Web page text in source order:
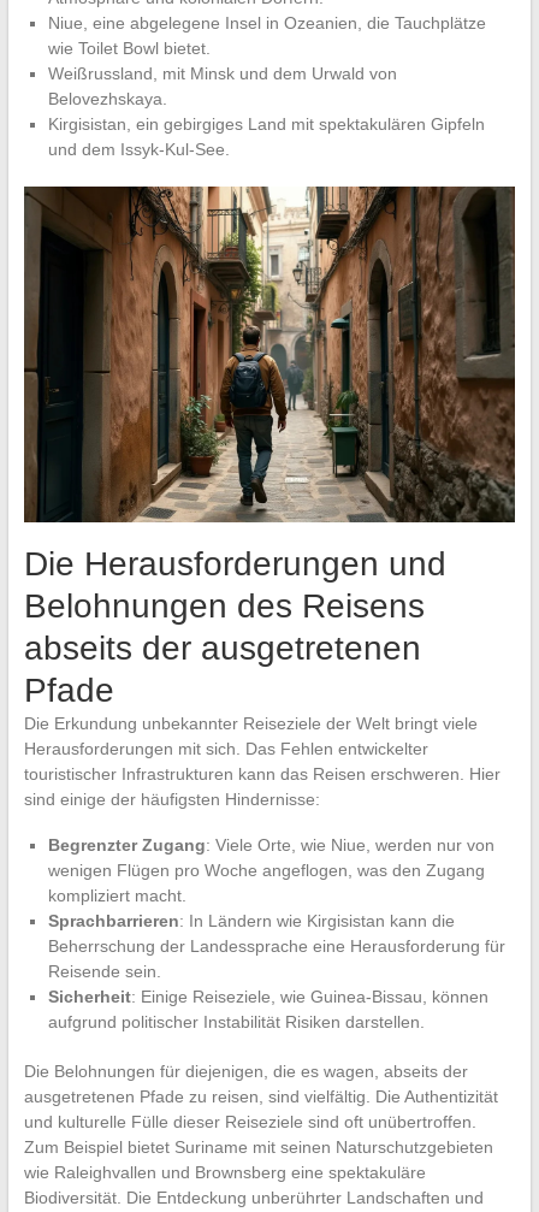
Niue, eine abgelegene Insel in Ozeanien, die Tauchplätze
wie Toilet Bowl bietet.
Weißrussland, mit Minsk und dem Urwald von
Belovezhskaya.
Kirgisistan, ein gebirgiges Land mit spektakulären Gipfeln
und dem Issyk-Kul-See.
Die Herausforderungen und
Belohnungen des Reisens
abseits der ausgetretenen
Pfade
Die Erkundung unbekannter Reiseziele der Welt bringt viele
Herausforderungen mit sich. Das Fehlen entwickelter
touristischer Infrastrukturen kann das Reisen erschweren. Hier
sind einige der häufigsten Hindernisse:
Begrenzter Zugang: Viele Orte, wie Niue, werden nur von
wenigen Flügen pro Woche angeflogen, was den Zugang
kompliziert macht.
Sprachbarrieren: In Ländern wie Kirgisistan kann die
Beherrschung der Landessprache eine Herausforderung für
Reisende sein.
Sicherheit: Einige Reiseziele, wie Guinea-Bissau, können
aufgrund politischer Instabilität Risiken darstellen.
Die Belohnungen für diejenigen, die es wagen, abseits der
ausgetretenen Pfade zu reisen, sind vielfältig. Die Authentizität
und kulturelle Fülle dieser Reiseziele sind oft unübertroffen.
Zum Beispiel bietet Suriname mit seinen Naturschutzgebieten
wie Raleighvallen und Brownsberg eine spektakuläre
Biodiversität. Die Entdeckung unberührter Landschaften und